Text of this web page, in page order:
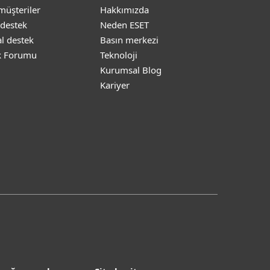
destek
Forumu
Hakkımızda
Neden ESET
Basın merkezi
Teknoloji
Kurumsal Blog
Kariyer